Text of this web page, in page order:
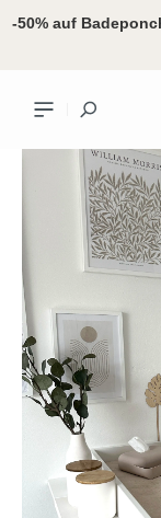
springen
-50% auf